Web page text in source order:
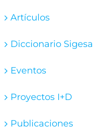
Artículos
Diccionario Sigesa
Eventos
Proyectos I+D
Publicaciones